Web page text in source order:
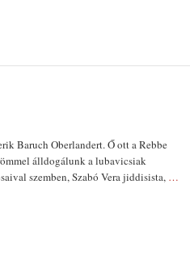
Baruch Oberlandert. Ő ott a Rebbe
álldogálunk a lubavicsiak
szemben, Szabó Vera jiddisista, …